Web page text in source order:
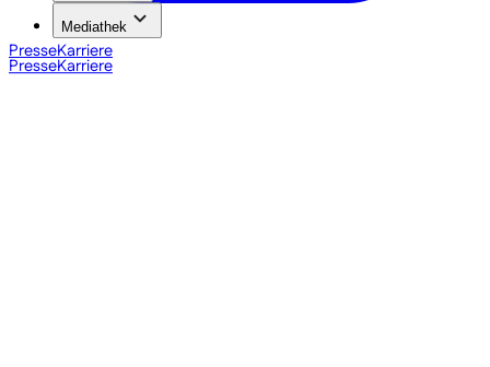
PresseKarriere
Mediathek
PresseKarriere